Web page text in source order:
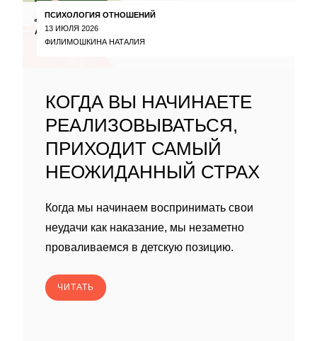
ПСИХОЛОГИЯ ОТНОШЕНИЙ
13 ИЮЛЯ 2026
ФИЛИМОШКИНА НАТАЛИЯ
КОГДА ВЫ НАЧИНАЕТЕ
РЕАЛИЗОВЫВАТЬСЯ,
ПРИХОДИТ САМЫЙ
НЕОЖИДАННЫЙ СТРАХ
Когда мы начинаем воспринимать свои
неудачи как наказание, мы незаметно
проваливаемся в детскую позицию.
ЧИТАТЬ